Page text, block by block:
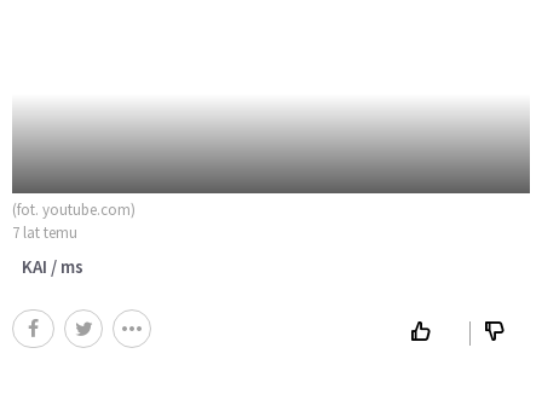
(fot. youtube.com)
7 lat temu
KAI / ms